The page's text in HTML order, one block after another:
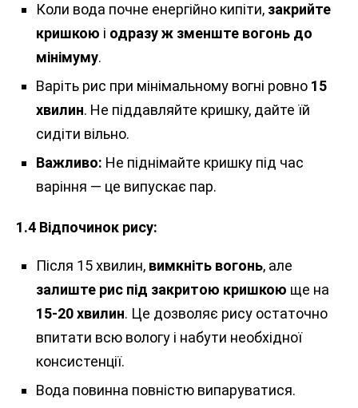
Коли вода почне енергійно кипіти, закрийте
кришкою і одразу ж зменште вогонь до
мінімуму.
Варіть рис при мінімальному вогні ровно 15
хвилин. Не піддавляйте кришку, дайте їй
сидіти вільно.
Важливо: Не піднімайте кришку під час
варіння — це випускає пар.
1.4 Відпочинок рису:
Після 15 хвилин, вимкніть вогонь, але
залиште рис під закритою кришкою ще на
15-20 хвилин. Це дозволяє рису остаточно
впитати всю вологу і набути необхідної
консистенції.
Вода повинна повністю випаруватися.